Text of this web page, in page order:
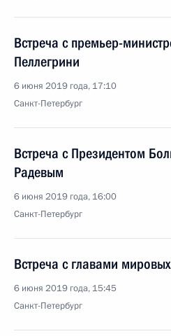
Встреча с премьер-
Пеллегрини
6 июня 2019 года, 17:10
Санкт-Петербург
Встреча с Президентом
Радевым
6 июня 2019 года, 16:00
Санкт-Петербург
Встреча с главами
6 июня 2019 года, 15:45
Санкт-Петербург